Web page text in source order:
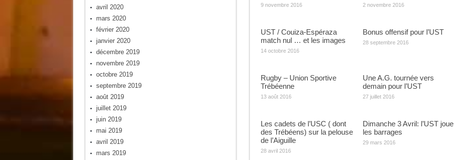
9 novembre 2016 2 novembre 2016
UST / Couiza-Espéraza
match nul … et les images
14 octobre 2016
Bonus offensif pour l’UST
28 septembre 2016
Rugby – Union Sportive
Trébéenne
13 août 2016
Une A.G. tournée vers
demain pour l’UST
27 juillet 2016
Les cadets de l’USC ( dont
des Trébéens) sur la pelouse
de l’Aiguille
28 avril 2016
Dimanche 3 Avril: l’UST joue
les barrages
29 mars 2016
avril 2020
mars 2020
février 2020
janvier 2020
décembre 2019
novembre 2019
octobre 2019
septembre 2019
août 2019
juillet 2019
juin 2019
mai 2019
avril 2019
mars 2019